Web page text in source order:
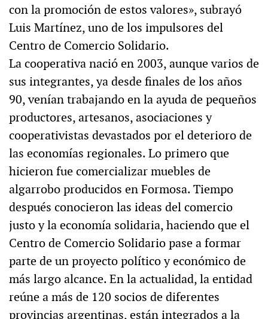
con la promoción de estos valores», subrayó
Luis Martínez, uno de los impulsores del
Centro de Comercio Solidario.
La cooperativa nació en 2003, aunque varios de
sus integrantes, ya desde finales de los años
90, venían trabajando en la ayuda de pequeños
productores, artesanos, asociaciones y
cooperativistas devastados por el deterioro de
las economías regionales. Lo primero que
hicieron fue comercializar muebles de
algarrobo producidos en Formosa. Tiempo
después conocieron las ideas del comercio
justo y la economía solidaria, haciendo que el
Centro de Comercio Solidario pase a formar
parte de un proyecto político y económico de
más largo alcance. En la actualidad, la entidad
reúne a más de 120 socios de diferentes
provincias argentinas, están integrados a la